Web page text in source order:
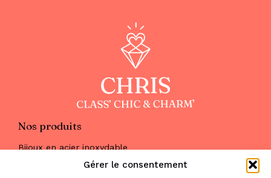
Gérer le consentement
Nos produits
Bijoux en acier inoxydable